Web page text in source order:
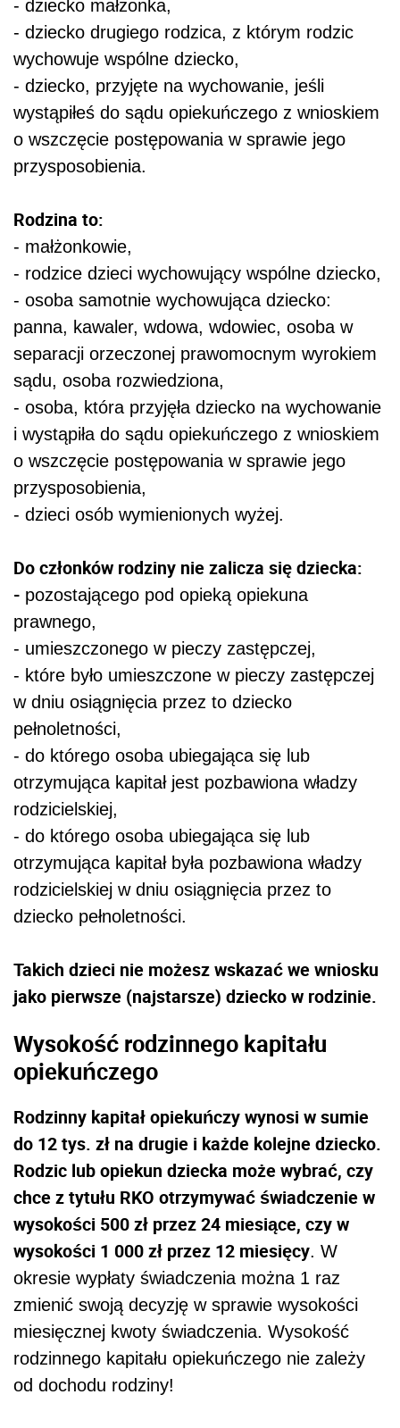
- dziecko małżonka,
- dziecko drugiego rodzica, z którym rodzic
wychowuje wspólne dziecko,
- dziecko, przyjęte na wychowanie, jeśli
wystąpiłeś do sądu opiekuńczego z wnioskiem
o wszczęcie postępowania w sprawie jego
przysposobienia.
Rodzina to:
- małżonkowie,
- rodzice dzieci wychowujący wspólne dziecko,
- osoba samotnie wychowująca dziecko:
panna, kawaler, wdowa, wdowiec, osoba w
separacji orzeczonej prawomocnym wyrokiem
sądu, osoba rozwiedziona,
- osoba, która przyjęła dziecko na wychowanie
i wystąpiła do sądu opiekuńczego z wnioskiem
o wszczęcie postępowania w sprawie jego
przysposobienia,
- dzieci osób wymienionych wyżej.
Do członków rodziny nie zalicza się dziecka:
- pozostającego pod opieką opiekuna
prawnego,
- umieszczonego w pieczy zastępczej,
- które było umieszczone w pieczy zastępczej
w dniu osiągnięcia przez to dziecko
pełnoletności,
- do którego osoba ubiegająca się lub
otrzymująca kapitał jest pozbawiona władzy
rodzicielskiej,
- do którego osoba ubiegająca się lub
otrzymująca kapitał była pozbawiona władzy
rodzicielskiej w dniu osiągnięcia przez to
dziecko pełnoletności.
Takich dzieci nie możesz wskazać we wniosku
jako pierwsze (najstarsze) dziecko w rodzinie.
Wysokość rodzinnego kapitału
opiekuńczego
Rodzinny kapitał opiekuńczy wynosi w sumie
do 12 tys. zł na drugie i każde kolejne dziecko.
Rodzic lub opiekun dziecka może wybrać, czy
chce z tytułu RKO otrzymywać świadczenie w
wysokości 500 zł przez 24 miesiące, czy w
wysokości 1 000 zł przez 12 miesięcy. W
okresie wypłaty świadczenia można 1 raz
zmienić swoją decyzję w sprawie wysokości
miesięcznej kwoty świadczenia. Wysokość
rodzinnego kapitału opiekuńczego nie zależy
od dochodu rodziny!